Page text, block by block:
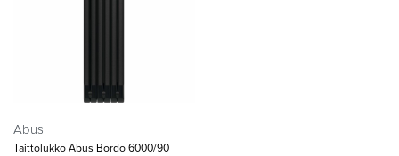
Abus
Taittolukko Abus Bordo 6000/90